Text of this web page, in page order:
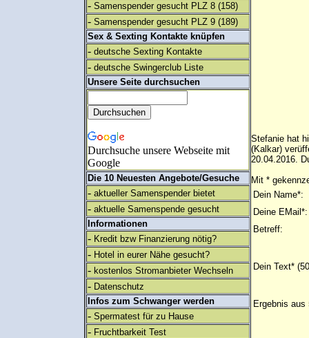
- Samenspender gesucht PLZ 8 (158)
- Samenspender gesucht PLZ 9 (189)
Sex & Sexting Kontakte knüpfen
- deutsche Sexting Kontakte
- deutsche Swingerclub Liste
Unsere Seite durchsuchen
Durchsuche unsere Webseite mit
Google
Die 10 Neuesten Angebote/Gesuche
- aktueller Samenspender bietet
- aktuelle Samenspende gesucht
Informationen
- Kredit bzw Finanzierung nötig?
- Hotel in eurer Nähe gesucht?
- kostenlos Stromanbieter Wechseln
- Datenschutz
Infos zum Schwanger werden
- Spermatest für zu Hause
- Fruchtbarkeit Test
Stefanie hat
(Kalkar)
20.04.2016.
Mit *
Dein Name*:
Deine EMail*:
Betreff:
Dein Text*
Ergebnis aus